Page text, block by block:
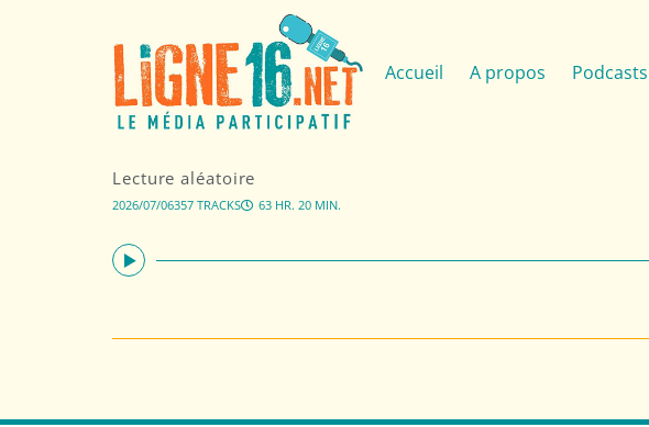
Accueil A propos Podcasts
Lecture aléatoire
2026/07/06357 TRACKS 63 HR. 20 MIN.